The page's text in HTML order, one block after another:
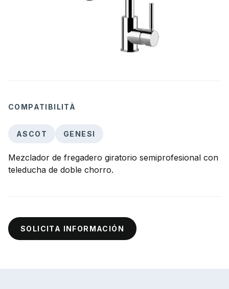
COMPATIBILITÀ
ASCOT GENESI
Mezclador de fregadero giratorio semiprofesional con
teleducha de doble chorro.
SOLICITA INFORMACIÓN